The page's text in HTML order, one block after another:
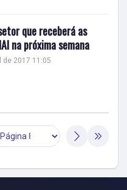
que receberá as
na próxima semana
de 2017 11:05